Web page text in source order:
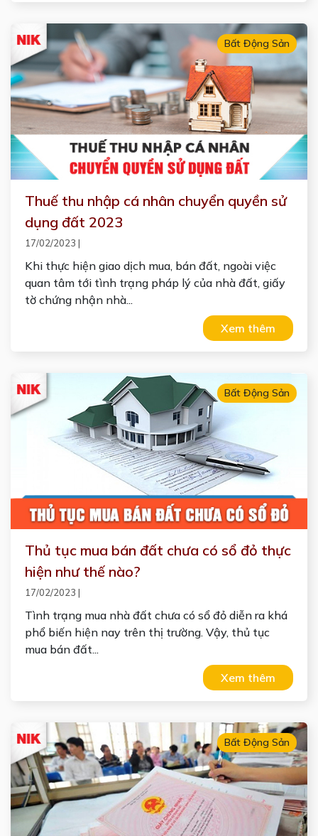
Bất Động Sản
Thuế thu nhập cá nhân chuyển quyền sử
dụng đất 2023
17/02/2023 |
Khi thực hiện giao dịch mua, bán đất, ngoài việc
quan tâm tới tình trạng pháp lý của nhà đất, giấy
tờ chứng nhận nhà...
Xem thêm
Bất Động Sản
Thủ tục mua bán đất chưa có sổ đỏ thực
hiện như thế nào?
17/02/2023 |
Tình trạng mua nhà đất chưa có sổ đỏ diễn ra khá
phổ biến hiện nay trên thị trường. Vậy, thủ tục
mua bán đất...
Xem thêm
Bất Động Sản